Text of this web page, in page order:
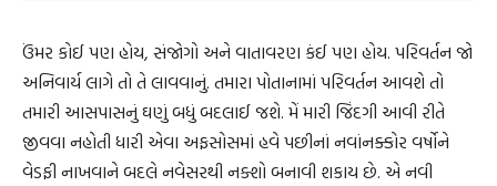
ઉંમર કોઈ પણ હોય, સંજોગો અને વાતાવરણ કંઈ પણ હોય. પરિવર્તન જો
અનિવાર્ય લાગે તો તે લાવવાનું. તમારા પોતાનામાં પરિવર્તન આવશે તો
તમારી આસપાસનું ઘણું બધું બદલાઈ જશે. મેં મારી જિંદગી આવી રીતે
જીવવા નહોતી ધારી એવા અફસોસમાં હવે પછીનાં નવાંનક્કોર વર્ષોને
વેડફી નાખવાને બદલે નવેસરથી નક્શો બનાવી શકાય છે. એ નવી